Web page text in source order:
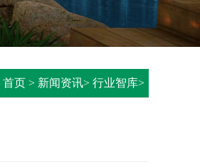
首页 > 新闻资讯> 行业智库>